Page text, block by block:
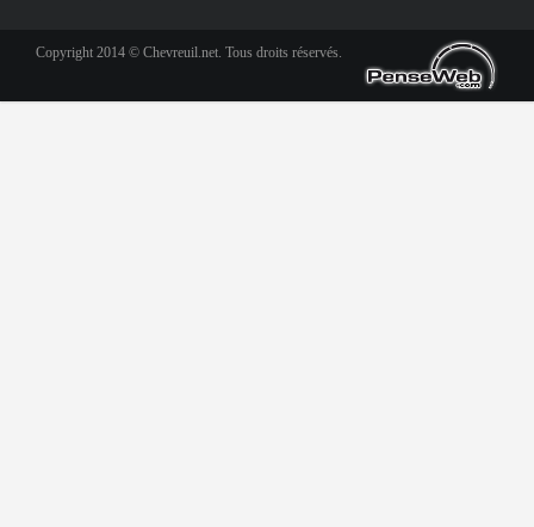
Copyright 2014 © Chevreuil.net. Tous droits réservés.